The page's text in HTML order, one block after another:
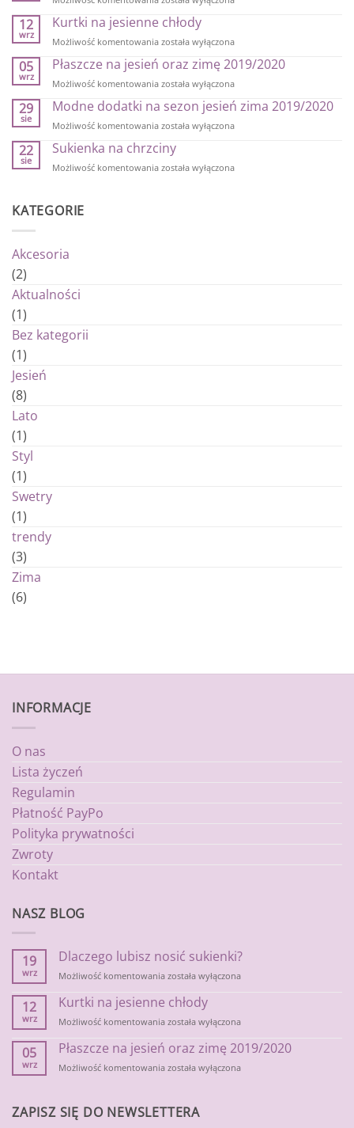
nosić
sukienki?
12
wrz
Kurtki na jesienne chłody
Możliwość komentowania Kurtki
jesienne
chłody
została wyłączona
05
wrz
Płaszcze na jesień oraz zimę 2019/2020
Możliwość komentowania Płaszcze
jesień
oraz
2019/2020
została wyłączona
29
sie
Modne dodatki na sezon jesień zima 2019/2020
Możliwość komentowania Modne
na
sezon
została wyłączona
22
sie
Sukienka na chrzciny
Możliwość komentowania Sukienka
została wyłączona
KATEGORIE
Akcesoria
(2)
Aktualności
(1)
Bez kategorii
(1)
Jesień
(8)
Lato
(1)
Styl
(1)
Swetry
(1)
trendy
(3)
Zima
(6)
INFORMACJE
O nas
Lista życzeń
Regulamin
Płatność PayPo
Polityka prywatności
Zwroty
Kontakt
NASZ BLOG
19
wrz
Dlaczego lubisz nosić sukienki?
Możliwość komentowania Dlaczego
nosić
została wyłączona
12
wrz
Kurtki na jesienne chłody
Możliwość komentowania Kurtki
jesienne
została wyłączona
05
wrz
Płaszcze na jesień oraz zimę 2019/2020
Możliwość komentowania Płaszcze
oraz
zimę
została wyłączona
ZAPISZ SIĘ DO NEWSLETTERA